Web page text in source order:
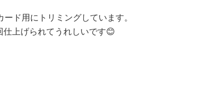
ド用にトリミングしています。
上げられてうれしいです😊